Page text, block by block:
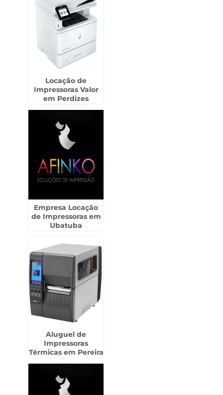
Locação de
Impressoras Valor
em Perdizes
Empresa Locação
de Impressoras em
Ubatuba
Aluguel de
Impressoras
Térmicas em Pereira